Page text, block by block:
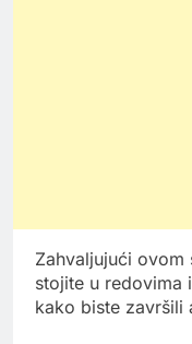
Zahvaljujući ovom
stojite u redovima
kako biste završili